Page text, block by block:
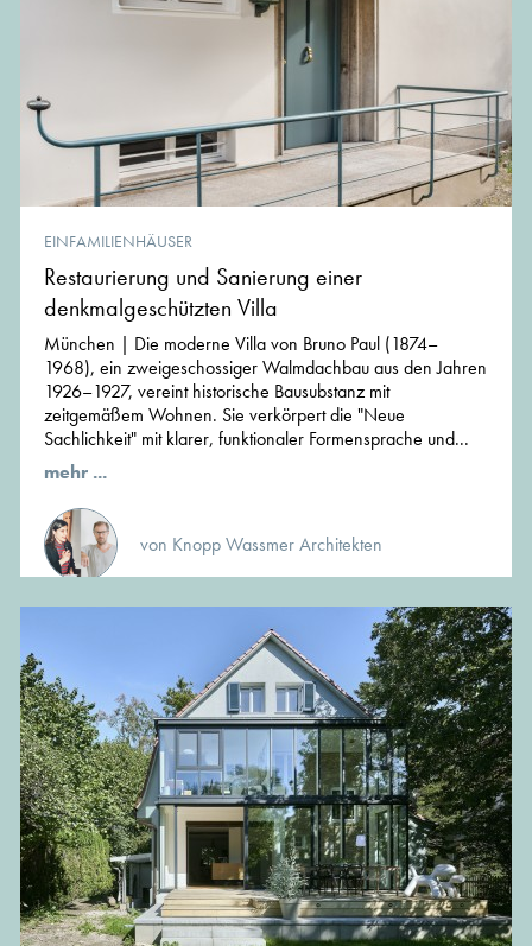
EINFAMILIENHÄUSER
Restaurierung und Sanierung einer
denkmalgeschützten Villa
München | Die moderne Villa von Bruno Paul (1874–
1968), ein zweigeschossiger Walmdachbau aus den Jahren
1926–1927, vereint historische Bausubstanz mit
zeitgemäßem Wohnen. Sie verkörpert die "Neue
Sachlichkeit" mit klarer, funktionaler Formensprache und...
mehr ...
von Knopp Wassmer Architekten